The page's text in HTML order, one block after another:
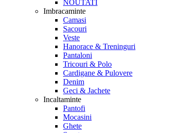
NOUTATI
Imbracaminte
Camasi
Sacouri
Veste
Hanorace & Treninguri
Pantaloni
Tricouri & Polo
Cardigane & Pulovere
Denim
Geci & Jachete
Incaltaminte
Pantofi
Mocasini
Ghete